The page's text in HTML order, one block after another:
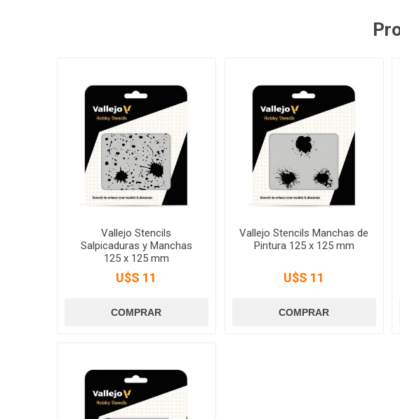
Vallejo Stencils
Salpicaduras y Manchas
125 x 125 mm
U$S 11
Vallejo Stencils Manchas de
Pintura 125 x 125 mm
U$S 11